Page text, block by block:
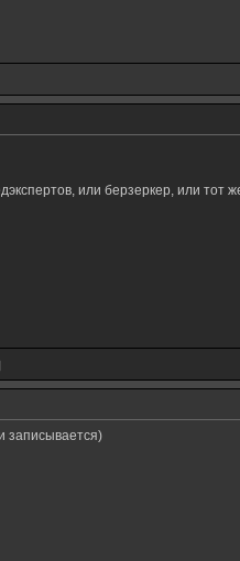
или берзеркер, или тот
записывается)